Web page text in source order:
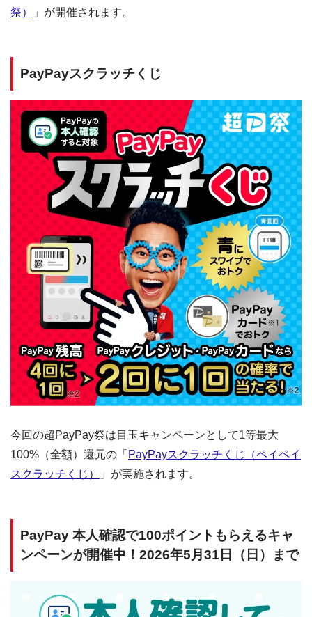
祭）
」が開催されます。
PayPayスクラッチくじ
今回の超PayPay祭は目玉キャンペーンとして1等最大
100%（全額）還元の「 PayPayスクラッチくじ（ペイペイ
スクラッチくじ）
」が実施されます。
PayPay 本人確認で100ポイントもらえるキャ
ンペーンが開催中！2026年5月31日（日）まで